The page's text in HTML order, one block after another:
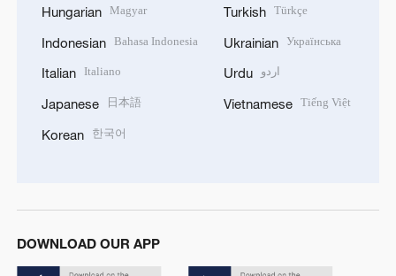
Hungarian Magyar
Indonesian Bahasa Indonesia
Italian Italiano
Japanese 日本語
Korean 한국어
Turkish Türkçe
Ukrainian Українська
Urdu اردو
Vietnamese Tiếng Việt
DOWNLOAD OUR APP